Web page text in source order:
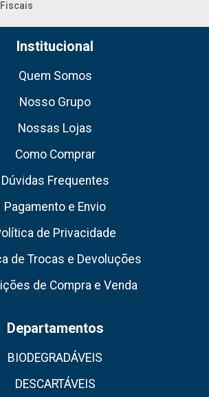
Institucional
Quem Somos
Nosso Grupo
Nossas Lojas
Como Comprar
Dúvidas Frequentes
Pagamento e Envio
de Privacidade
de Trocas e Devoluções
de Compra e Venda
Departamentos
BIODEGRADÁVEIS
DESCARTÁVEIS